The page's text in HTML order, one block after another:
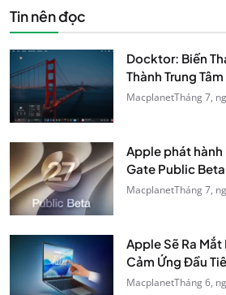
Tin nên đọc
Docktor: Biến
Thành Trung
MacplanetTháng 7,
Apple phát
Gate Public
MacplanetTháng 7,
Apple Sẽ Ra
Cảm Ứng Đầu
MacplanetTháng 6,